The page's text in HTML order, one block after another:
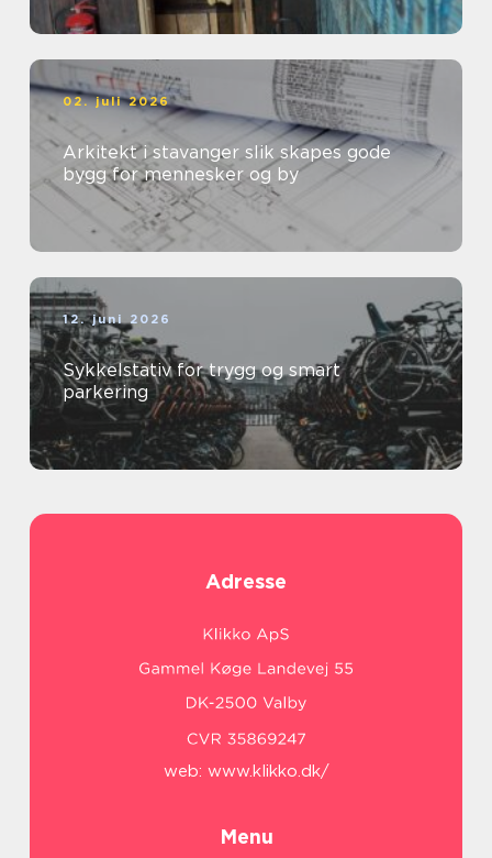
02. juli 2026
Arkitekt i stavanger slik skapes gode
bygg for mennesker og by
12. juni 2026
Sykkelstativ for trygg og smart
parkering
Adresse
web: www.klikko.dk/
Menu